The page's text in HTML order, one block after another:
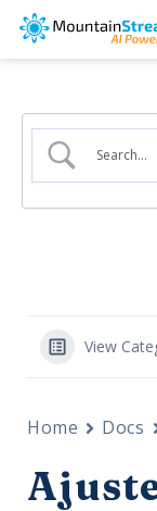
Skip
content
View
Home Docs